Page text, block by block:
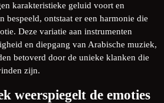
karakteristieke geluid voort en
bespeeld, ontstaat er een harmonie die
Deze variatie aan instrumenten
en diepgang van Arabische muziek,
betoverd door de unieke klanken die
zijn.
weerspiegelt de emoties